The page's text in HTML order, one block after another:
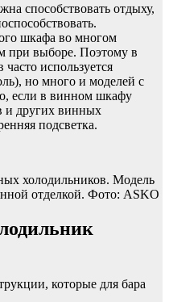
способствовать отдыху,
шкафа во многом
при выборе. Поэтому в
используется
но много и моделей с
если в винном шкафу
и других винных
подсветка.
холодильников. Модель
отделкой. Фото: ASKO
которые для бара